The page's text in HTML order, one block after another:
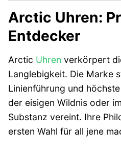
Arctic Uhren:
Entdecker
Arctic Uhren verkörpert
Langlebigkeit. Die Marke
Linienführung und
der eisigen Wildnis oder
Substanz vereint. Ihre
ersten Wahl für all jene